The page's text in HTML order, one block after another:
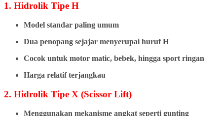
1. Hidrolik Tipe H
Model standar paling umum
Dua penopang sejajar menyerupai huruf H
Cocok untuk motor matic, bebek, hingga sport ringan
Harga relatif terjangkau
2. Hidrolik Tipe X (Scissor Lift)
Menggunakan mekanisme angkat seperti gunting